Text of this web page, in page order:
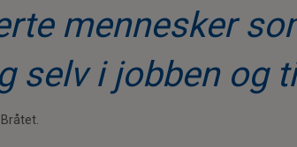
mennesker
selv i jobben og